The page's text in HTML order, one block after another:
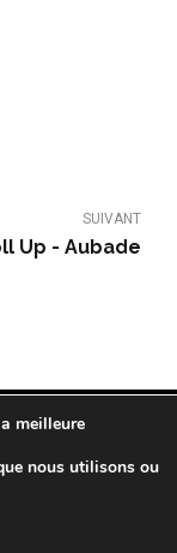
SUIVANT
Up - Aubade
|Mentions légales
meilleure
nous utilisons ou